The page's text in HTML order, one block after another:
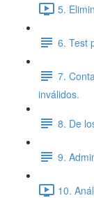
5.
6. Test
7.
inválidos.
8. De
9.
10.